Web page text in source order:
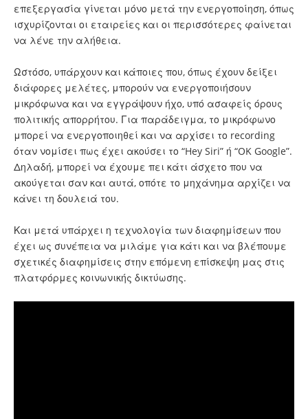
επεξεργασία γίνεται μόνο μετά την ενεργοποίηση, όπως
ισχυρίζονται οι εταιρείες και οι περισσότερες φαίνεται
να λένε την αλήθεια.
Ωστόσο, υπάρχουν και κάποιες που, όπως έχουν δείξει
διάφορες μελέτες, μπορούν να ενεργοποιήσουν
μικρόφωνα και να εγγράψουν ήχο, υπό ασαφείς όρους
πολιτικής απορρήτου. Για παράδειγμα, το μικρόφωνο
μπορεί να ενεργοποιηθεί και να αρχίσει το recording
όταν νομίσει πως έχει ακούσει το “Hey Siri” ή “OK Google”.
Δηλαδή, μπορεί να έχουμε πει κάτι άσχετο που να
ακούγεται σαν και αυτά, οπότε το μηχάνημα αρχίζει να
κάνει τη δουλειά του.
Και μετά υπάρχει η τεχνολογία των διαφημίσεων που
έχει ως συνέπεια να μιλάμε για κάτι και να βλέπουμε
σχετικές διαφημίσεις στην επόμενη επίσκεψη μας στις
πλατφόρμες κοινωνικής δικτύωσης.